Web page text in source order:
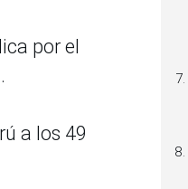
por el
a los 49